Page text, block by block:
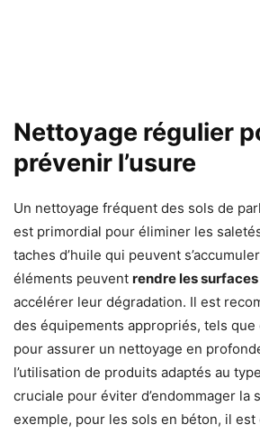
Nettoyage régulier
prévenir l’usure
Un nettoyage fréquent des sols de
est primordial pour éliminer les
taches d’huile qui peuvent
éléments peuvent rendre les
accélérer leur dégradation. Il est
des équipements appropriés, tels que
pour assurer un nettoyage en
l’utilisation de produits adaptés au
cruciale pour éviter d’endommager la
exemple, pour les sols en béton, il est